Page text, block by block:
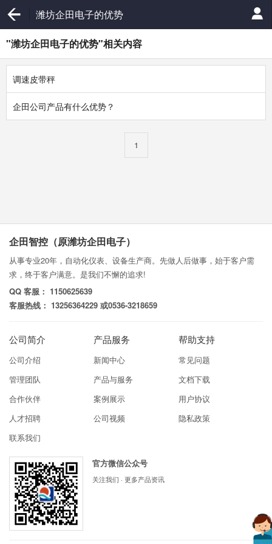
潍坊企田电子的优势
"潍坊企田电子的优势"相关内容
调速皮带秤
企田公司产品有什么优势？
1
企田智控（原潍坊企田电子）
从事专业20年，自动化仪表、设备生产商。先做人后做事，始于客户需
求，终于客户满意。是我们不懈的追求!
QQ 客服： 1150625639
客服热线： 13256364229 或0536-3218659
公司简介
公司介绍
管理团队
合作伙伴
人才招聘
联系我们
产品服务
新闻中心
产品与服务
案例展示
公司视频
帮助支持
常见问题
文档下载
用户协议
隐私政策
官方微信公众号
关注我们 · 更多产品资讯